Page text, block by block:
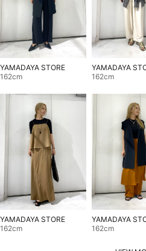
YAMADAYA STORE
162cm
YAMADAYA
162cm
YAMADAYA STORE
162cm
YAMADAYA
162cm